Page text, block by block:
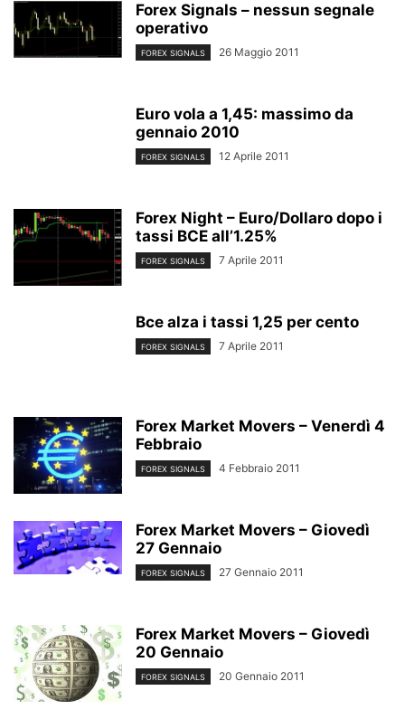
Forex Signals – nessun segnale
operativo
FOREX SIGNALS 26 Maggio 2011
Euro vola a 1,45: massimo da
gennaio 2010
FOREX SIGNALS 12 Aprile 2011
Forex Night – Euro/Dollaro dopo i
tassi BCE all’1.25%
FOREX SIGNALS 7 Aprile 2011
Bce alza i tassi 1,25 per cento
FOREX SIGNALS 7 Aprile 2011
Forex Market Movers – Venerdì 4
Febbraio
FOREX SIGNALS 4 Febbraio 2011
Forex Market Movers – Giovedì
27 Gennaio
FOREX SIGNALS 27 Gennaio 2011
Forex Market Movers – Giovedì
20 Gennaio
FOREX SIGNALS 20 Gennaio 2011